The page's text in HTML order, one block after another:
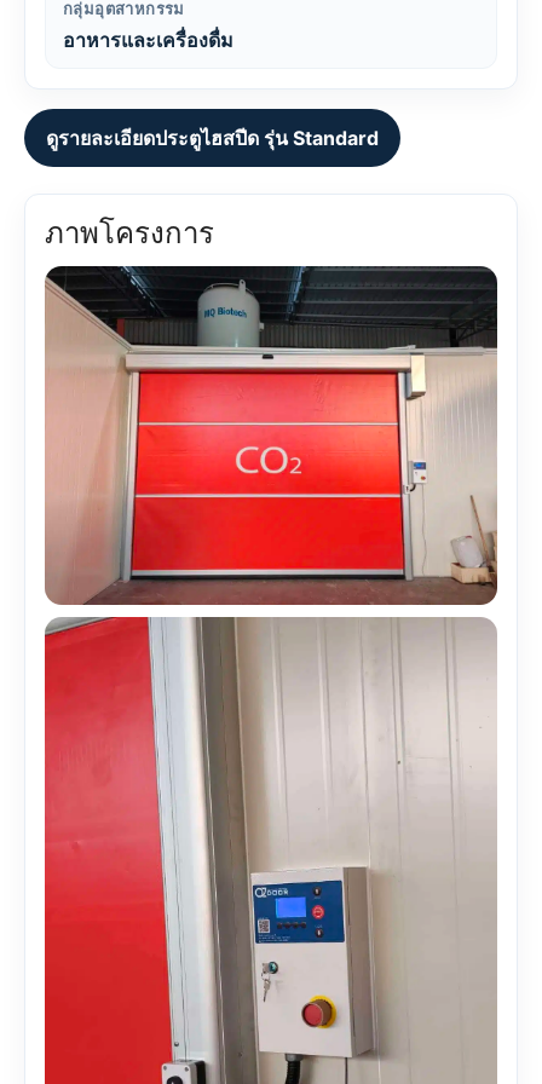
กลุ่มอุตสาหกรรม
อาหารและเครื่องดื่ม
ดูรายละเอียดประตูไฮสปีด รุ่น Standard
ภาพโครงการ